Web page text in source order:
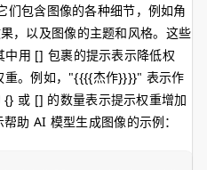
们包含图像的各种细节，例如角
，以及图像的主题和风格。这些
用 [] 包裹的提示表示降低权
重。例如，"{{{{杰作}}}}" 表示作
或 [] 的数量表示提示权重增加
助 AI 模型生成图像的示例：